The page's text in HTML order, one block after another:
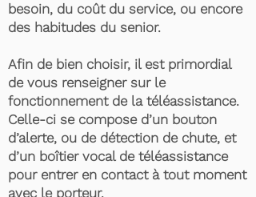
besoin, du coût du service, ou encore
des habitudes du senior.
Afin de bien choisir, il est primordial
de vous renseigner sur le
fonctionnement de la téléassistance.
Celle-ci se compose d’un bouton
d’alerte, ou de détection de chute, et
d’un boîtier vocal de téléassistance
pour entrer en contact à tout moment
avec le porteur.